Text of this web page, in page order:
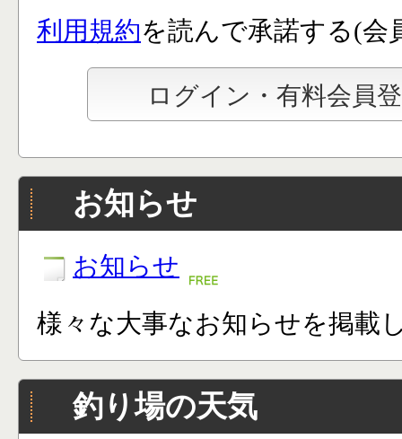
利用規約を読んで承諾する(会
お知らせ
お知らせ
様々な大事なお知らせを掲載
釣り場の天気